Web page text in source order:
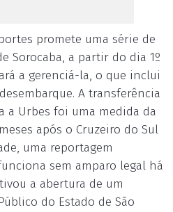
promete uma série de
Sorocaba, a partir do dia 1º
a gerenciá-la, o que inclui
A transferência
a Urbes foi uma medida da
após o Cruzeiro do Sul
uma reportagem
sem amparo legal há
a abertura de um
do Estado de São